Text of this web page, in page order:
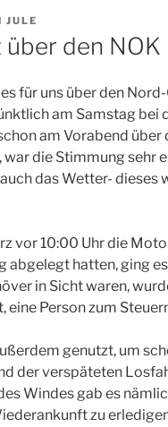
JULE
den NOK
für uns über den
am Samstag bei
am Vorabend über
die Stimmung sehr
das Wetter- dieses
vor 10:00 Uhr die
abgelegt hatten, ging
in Sicht waren,
eine Person zum
genutzt, um
der verspäteten
Windes gab es
zu